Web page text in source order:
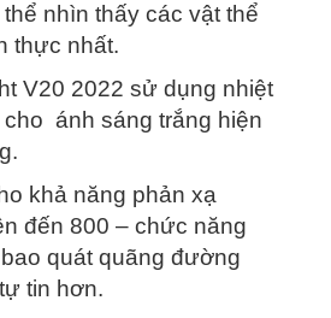
nhìn thấy các vật thể
thực nhất.
V20 2022 sử dụng nhiệt
ánh sáng trắng hiện
khả năng phản xạ
đến 800 – chức năng
quát quãng đường
tin hơn.